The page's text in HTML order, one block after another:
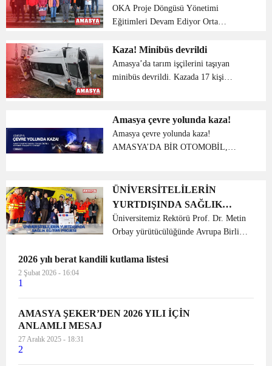
eğitim seminer...
OKA Proje Döngüsü Yönetimi
Eğitimleri Devam Ediyor Orta
Amasya, Çorum, Samsun ve Tokat’ta
proje üretme, yazma ve yönetme
kapasitesini artırmaya yönelik
Kaza! Minibüs devrildi
Amasya’da tarım işçilerini taşıyan
minibüs devrildi. Kazada 17 kişi
Suluova ilçesinden Oluz köyüne gitmek
için yola çıktı. Yıldız...
Amasya çevre yolunda kaza!
Amasya çevre yolunda kaza!
AMASYA’DA BİR OTOMOBİL,
otomobil tünelde önünde seyreden tıra
çarptı. Otomobildeki iki kişi yaral...
ÜNİVERSİTELİLERİN
YURTDIŞINDA SAĞLIK
EĞİTİMİ PROJESİ
Üniversitemiz Rektörü Prof. Dr. Metin
Orbay yürütücülüğünde Avrupa Birliği
Eğitim Stratejik Ortaklık Projeleri
2026 yılı berat kandili kutlama listesi
2 Şubat 2026 - 16:04
1
AMASYA ŞEKER’DEN 2026 YILI İÇİN
ANLAMLI MESAJ
27 Aralık 2025 - 18:31
2